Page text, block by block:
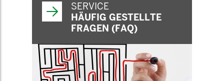
SERVICE
HÄUFIG GESTELLTE
FRAGEN (FAQ)